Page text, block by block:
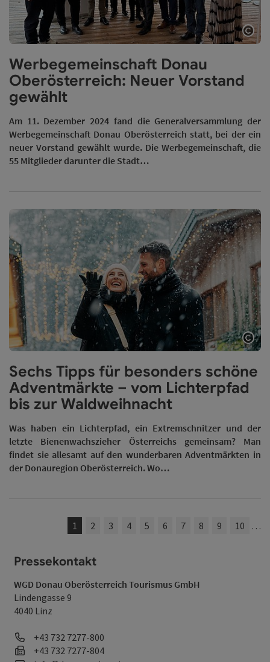
Werbegemeinschaft Donau
Oberösterreich: Neuer Vorstand
gewählt
Am 11. Dezember 2024 fand die Generalversammlung der
Werbegemeinschaft Donau Oberösterreich statt, bei der ein
neuer Vorstand gewählt wurde. Die Werbegemeinschaft, die
55 Mitglieder darunter die Stadt…
Sechs Tipps für besonders schöne
Adventmärkte – vom Lichterpfad
bis zur Waldweihnacht
Was haben ein Lichterpfad, ein Extremschnitzer und der
letzte Bienenwachszieher Österreichs gemeinsam? Man
findet sie allesamt auf den wunderbaren Adventmärkten in
der Donauregion Oberösterreich. Wo…
1 2 3 4 5 6 7 8 9 10 …
Pressekontakt
WGD Donau Oberösterreich Tourismus GmbH
Lindengasse 9
4040 Linz
Telefon
+43 732 7277-800
Fax
+43 732 7277-804